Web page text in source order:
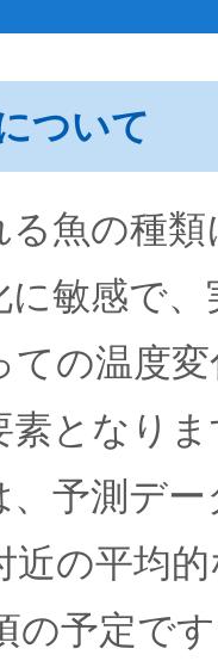
ついて
魚の種
に敏感で
ての温度
素となり
予測デ
近の平均
の予定で